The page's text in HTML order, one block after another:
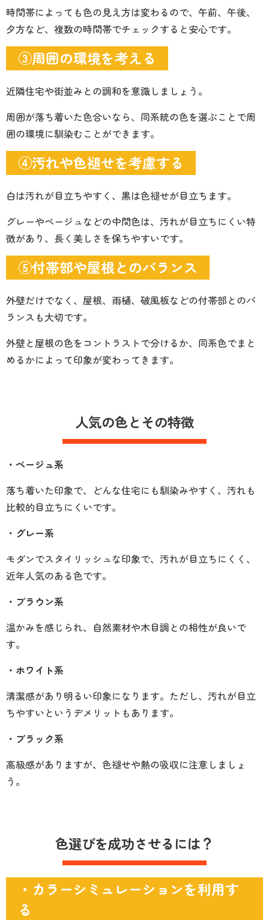
時間帯によっても色の見え方は変わるので、午前、午後、
夕方など、複数の時間帯でチェックすると安心です。
③周囲の環境を考える
近隣住宅や街並みとの調和を意識しましょう。
周囲が落ち着いた色合いなら、同系統の色を選ぶことで周
囲の環境に馴染むことができます。
④汚れや色褪せを考慮する
白は汚れが目立ちやすく、黒は色褪せが目立ちます。
グレーやベージュなどの中間色は、汚れが目立ちにくい特
徴があり、長く美しさを保ちやすいです。
⑤付帯部や屋根とのバランス
外壁だけでなく、屋根、雨樋、破風板などの付帯部とのバ
ランスも大切です。
外壁と屋根の色をコントラストで分けるか、同系色でまと
めるかによって印象が変わってきます。
人気の色とその特徴
・ベージュ系
落ち着いた印象で、どんな住宅にも馴染みやすく、汚れも
比較的目立ちにくいです。
・グレー系
モダンでスタイリッシュな印象で、汚れが目立ちにくく、
近年人気のある色です。
・ブラウン系
温かみを感じられ、自然素材や木目調との相性が良いで
す。
・ホワイト系
清潔感があり明るい印象になります。ただし、汚れが目立
ちやすいというデメリットもあります。
・ブラック系
高級感がありますが、色褪せや熱の吸収に注意しましょ
う。
色選びを成功させるには？
・カラーシミュレーションを利用す
る